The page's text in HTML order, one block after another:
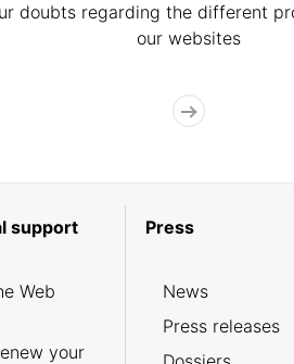
doubts regarding the different
our websites
support
Web
your
Press
News
Press releases